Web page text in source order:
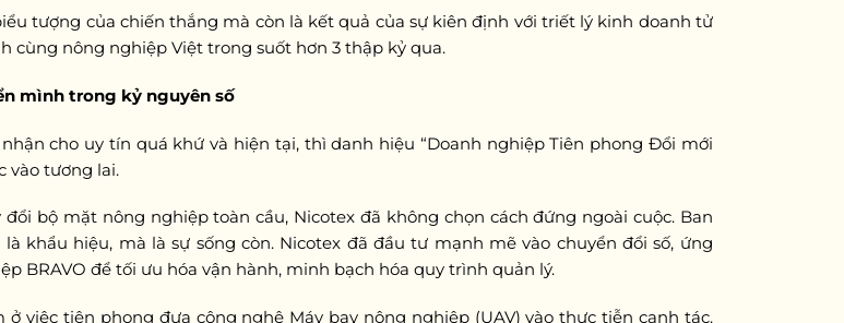
tượng của chiến thắng mà còn là kết quả của sự kiên định với triết lý kinh doanh tử
cùng nông nghiệp Việt trong suốt hơn 3 thập kỷ qua.
mình trong kỷ nguyên số
cho uy tín quá khứ và hiện tại, thì danh hiệu “Doanh nghiệp Tiên phong Đổi mới
vào tương lai.
bộ mặt nông nghiệp toàn cầu, Nicotex đã không chọn cách đứng ngoài cuộc. Ban
khẩu hiệu, mà là sự sống còn. Nicotex đã đầu tư mạnh mẽ vào chuyển đổi số, ứng
BRAVO để tối ưu hóa vận hành, minh bạch hóa quy trình quản lý.
việc tiên phong đưa công nghệ Máy bay nông nghiệp (UAV) vào thực tiễn canh tác.